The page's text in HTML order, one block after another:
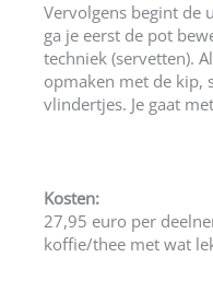
Vervolgens begint de
ga je eerst de pot
techniek (servetten).
opmaken met de kip,
vlindertjes. Je gaat
Kosten:
27,95 euro per
koffie/thee met wat